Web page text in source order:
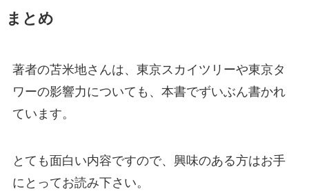
まとめ
著者の苫米地さんは、東京スカイツリーや東京タ
ワーの影響力についても、本書でずいぶん書かれ
ています。
とても面白い内容ですので、興味のある方はお手
にとってお読み下さい。